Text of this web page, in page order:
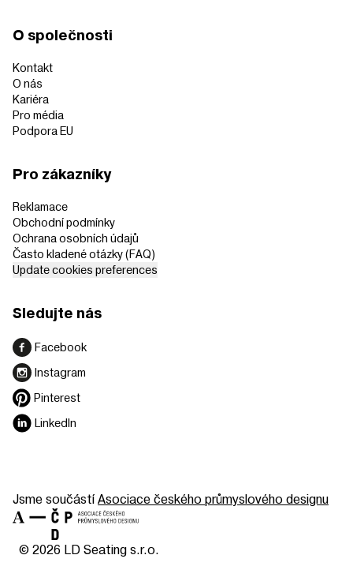
O společnosti
Kontakt
O nás
Kariéra
Pro média
Podpora EU
Pro zákazníky
Reklamace
Obchodní podmínky
Ochrana osobních údajů
Často kladené otázky (FAQ)
Update cookies preferences
Sledujte nás
Facebook
Instagram
Pinterest
LinkedIn
Jsme součástíAsociace českého průmyslového designu
© 2026 LD Seating s.r.o.